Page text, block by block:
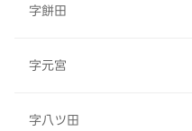
字餅田
字元宮
字八ツ田